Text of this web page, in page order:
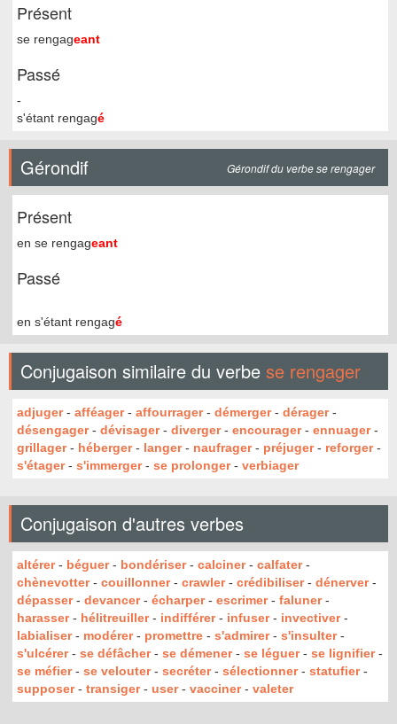
Présent
se rengageant
Passé
-
s'étant rengagé
Gérondif Gérondif du verbe se rengager
Présent
en se rengageant
Passé
en s'étant rengagé
Conjugaison similaire du verbe se rengager
adjuger- afféager- affourrager- démerger- dérager-
désengager- dévisager- diverger- encourager- ennuager-
grillager- héberger- langer- naufrager- préjuger- reforger-
s'étager- s'immerger- se prolonger- verbiager
Conjugaison d'autres verbes
altérer- béguer- bondériser- calciner- calfater-
chènevotter- couillonner- crawler- crédibiliser- dénerver-
dépasser- devancer- écharper- escrimer- faluner-
harasser- hélitreuiller- indifférer- infuser- invectiver-
labialiser- modérer- promettre - s'admirer- s'insulter-
s'ulcérer- se défâcher- se démener- se léguer- se lignifier-
se méfier- se velouter- secréter- sélectionner- statufier-
supposer- transiger- user- vacciner- valeter